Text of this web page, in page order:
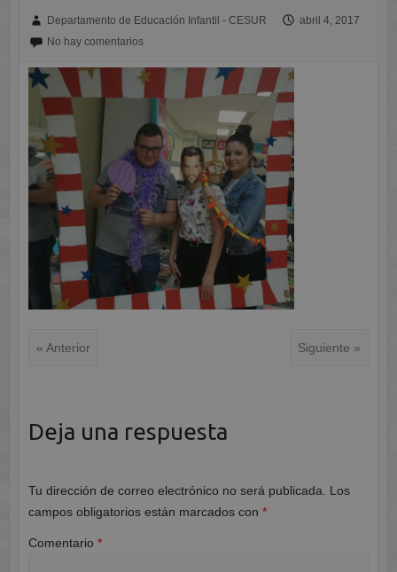
Departamento de Educación Infantil - CESUR
abril 4, 2017
No hay comentarios
« Anterior Siguiente »
Deja una respuesta
Tu dirección de correo electrónico no será publicada.
Los
campos obligatorios están marcados con *
Comentario *